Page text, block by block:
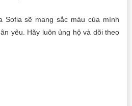
Sofia sẽ mang sắc màu của mình
yêu. Hãy luôn ủng hộ và dõi theo